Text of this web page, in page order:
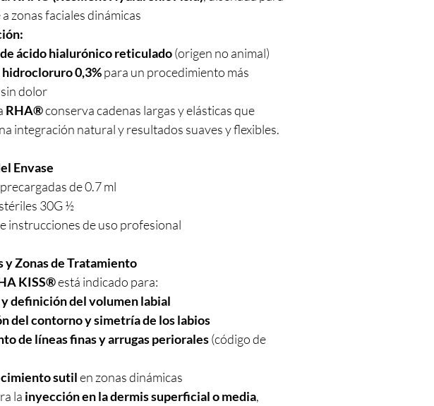
zonas faciales dinámicas
ácido hialurónico reticulado(origen no animal)
hidrocloruro 0,3%para un procedimiento más
dolor
RHA®conserva cadenas largas y elásticas que
integración natural y resultados suaves y flexibles.
Envase
de 0.7 ml
30G ½
instrucciones de uso profesional
y Zonas de Tratamiento
KISS®está indicado para:
definición del volumen labial
del contorno y simetría de los labios
de líneas finas y arrugas periorales(código de
sutilen zonas dinámicas
la inyección en la dermis superficial o media,